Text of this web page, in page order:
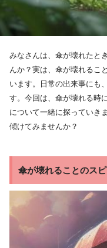
みなさんは、傘が壊れたと
んか？実は、傘が壊れるこ
います。日常の出来事にも
す。今回は、傘が壊れる時
について一緒に探っていき
傾けてみませんか？
傘が壊れることのス